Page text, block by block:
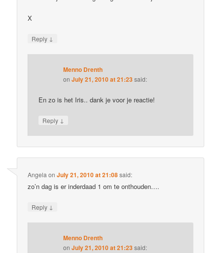
X
Reply ↓
Menno Drenth
onJuly 21, 2010 at 21:23said:
En zo is het Iris.. dank je voor je reactie!
Reply ↓
Angela onJuly 21, 2010 at 21:08said:
zo’n dag is er inderdaad 1 om te onthouden….
Reply ↓
Menno Drenth
onJuly 21, 2010 at 21:23said: